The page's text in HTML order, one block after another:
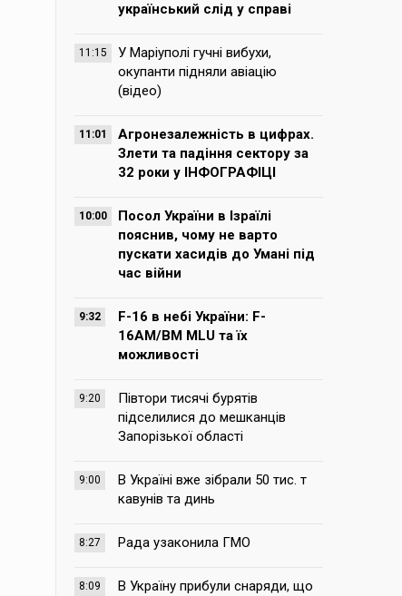
український слід у справі
11:15
У Маріуполі гучні вибухи,
окупанти підняли авіацію
(відео)
11:01
Агронезалежність в цифрах.
Злети та падіння сектору за
32 роки у ІНФОГРАФІЦІ
10:00
Посол України в Ізраїлі
пояснив, чому не варто
пускати хасидів до Умані під
час війни
9:32
F-16 в небі України: F-
16AM/BM MLU та їх
можливості
9:20
Півтори тисячі бурятів
підселилися до мешканців
Запорізької області
9:00
В Україні вже зібрали 50 тис. т
кавунів та динь
8:27 Рада узаконила ГМО
8:09 В Україну прибули снаряди, що